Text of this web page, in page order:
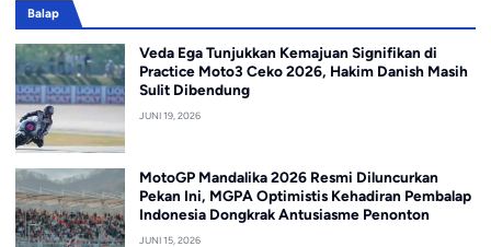
Balap
Veda Ega Tunjukkan Kemajuan Signifikan di
Practice Moto3 Ceko 2026, Hakim Danish Masih
Sulit Dibendung
JUNI 19, 2026
MotoGP Mandalika 2026 Resmi Diluncurkan
Pekan Ini, MGPA Optimistis Kehadiran Pembalap
Indonesia Dongkrak Antusiasme Penonton
JUNI 15, 2026